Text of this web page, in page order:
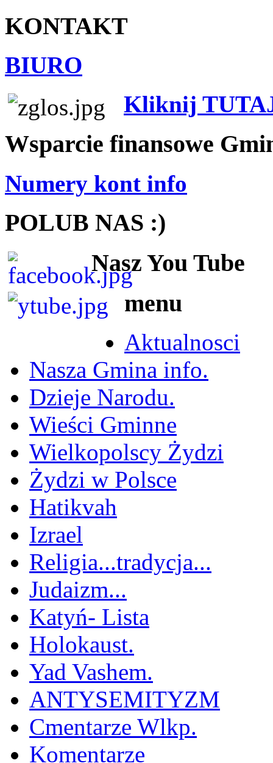
KONTAKT
BIURO
Kliknij
Wsparcie finansowe
Numery kont info
POLUB NAS :)
Nasz You Tube
menu
Aktualnosci
Nasza Gmina info.
Dzieje Narodu.
Wieści Gminne
Wielkopolscy Żydzi
Żydzi w Polsce
Hatikvah
Izrael
Religia...tradycja...
Judaizm...
Katyń- Lista
Holokaust.
Yad Vashem.
ANTYSEMITYZM
Cmentarze Wlkp.
Komentarze